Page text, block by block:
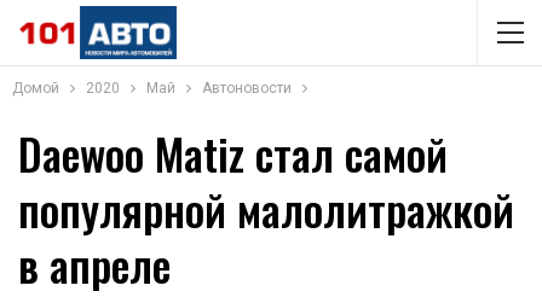
Домой 2020 Май Автоновости
Daewoo Matiz стал самой
популярной малолитражкой
в апреле